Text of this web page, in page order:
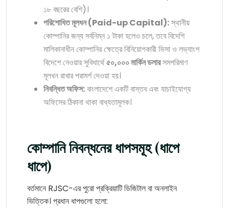
১৮ বছরের বেশি)।
পরিশোধিত মূলধন (Paid-up Capital):স্থানীয়
কোম্পানির জন্য সর্বনিম্ন ১ টাকা হলেও চলে, তবে বিদেশি
মালিকানাধীন কোম্পানির ক্ষেত্রে বিনিয়োগকারী ভিসা ও লভ্যাংশ
বিদেশে নেওয়ার সুবিধার্থে৫০,০০০ মার্কিন ডলারসমপরিমাণ
মূলধন রাখার পরামর্শ দেওয়া হয়।
নিবন্ধিত অফিস:বাংলাদেশে একটি বাস্তব এবং যাচাইযোগ্য
অফিসের ঠিকানা থাকা বাধ্যতামূলক।
কোম্পানি নিবন্ধনের ধাপসমূহ (ধাপে
ধাপে)
বর্তমানে RJSC-এর পুরো প্রক্রিয়াটি ডিজিটাল বা অনলাইন
ভিত্তিক। প্রধান ধাপগুলো হলো: